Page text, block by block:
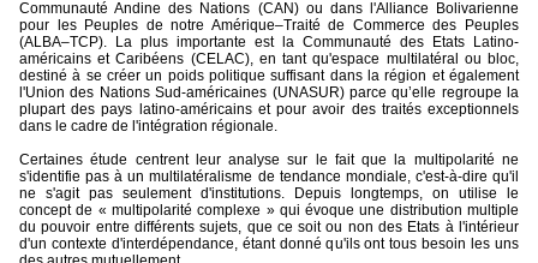
Communauté Andine des Nations (CAN) ou dans l'Alliance Bolivarienne
pour les Peuples de notre Amérique–Traité de Commerce des Peuples
(ALBA–TCP). La plus importante est la Communauté des Etats Latino-
américains et Caribéens (CELAC), en tant qu'espace multilatéral ou bloc,
destiné à se créer un poids politique suffisant dans la région et également
l'Union des Nations Sud-américaines (UNASUR) parce qu’elle regroupe la
plupart des pays latino-américains et pour avoir des traités exceptionnels
dans le cadre de l'intégration régionale.
Certaines étude centrent leur analyse sur le fait que la multipolarité ne
s'identifie pas à un multilatéralisme de tendance mondiale, c'est-à-dire qu'il
ne s'agit pas seulement d'institutions. Depuis longtemps, on utilise le
concept de « multipolarité complexe » qui évoque une distribution multiple
du pouvoir entre différents sujets, que ce soit ou non des Etats à l'intérieur
d'un contexte d'interdépendance, étant donné qu'ils ont tous besoin les uns